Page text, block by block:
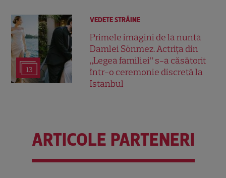
13
VEDETE STRĂINE
Primele imagini de la nunta
Damlei Sönmez. Actrița din
„Legea familiei” s-a căsătorit
într-o ceremonie discretă la
Istanbul
ARTICOLE PARTENERI